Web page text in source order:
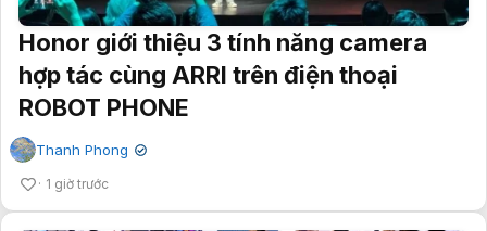
Honor giới thiệu 3 tính năng camera
hợp tác cùng ARRI trên điện thoại
ROBOT PHONE
Thanh Phong ✔
1 giờ trước